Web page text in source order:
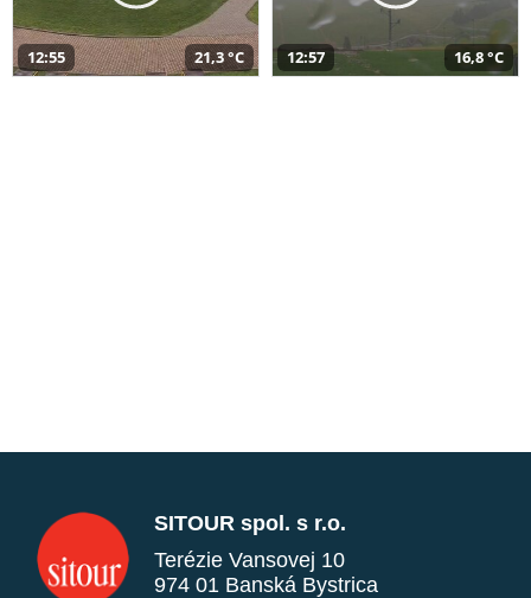
12:55 21,3 °C 12:57 16,8 °C
SITOUR spol. s r.o.
Terézie Vansovej 10
974 01 Banská Bystrica